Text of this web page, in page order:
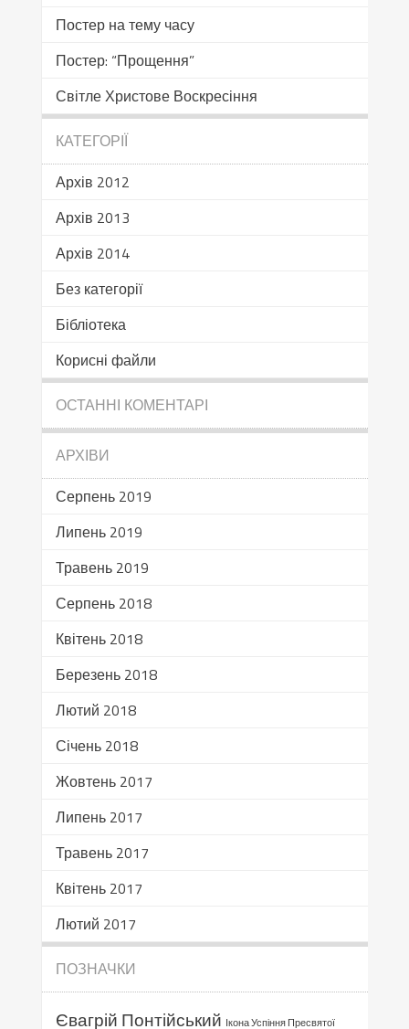
Постер на тему часу
Постер: “Прощення”
Світле Христове Воскресіння
КАТЕГОРІЇ
Архів 2012
Архів 2013
Архів 2014
Без категорії
Бібліотека
Корисні файли
ОСТАННІ КОМЕНТАРІ
АРХІВИ
Серпень 2019
Липень 2019
Травень 2019
Серпень 2018
Квітень 2018
Березень 2018
Лютий 2018
Січень 2018
Жовтень 2017
Липень 2017
Травень 2017
Квітень 2017
Лютий 2017
ПОЗНАЧКИ
Євагрій Понтійський Ікона Успіння Пресвятої